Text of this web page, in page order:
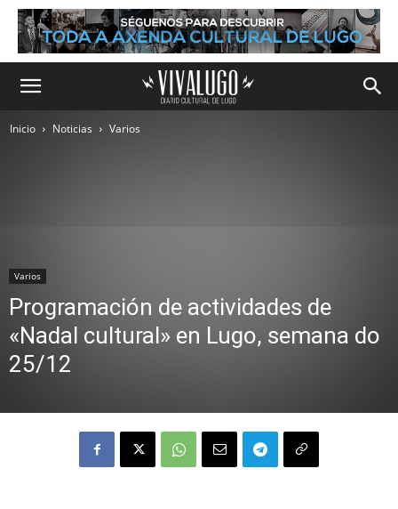
Inicio Noticias Varios
Varios
Programación de actividades de
«Nadal cultural» en Lugo, semana do
25/12